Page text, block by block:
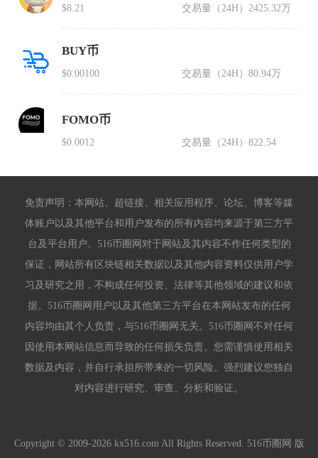
$8.21 交易量（24H） 2425.32万
BUY币
$0.00100 交易量（24H）80.94万
FOMO币
$0.0012 交易量（24H）822.54
免责声明：本网站、超链接、相关应用程序、论坛、博客等媒
体账户以及其他平台和用户发布的所有内容均来源于第三方平
台及平台用户。516币圈网对于网站及其内容不作任何类型的
保证，网站所有区块链相关数据以及其他内容资料仅供用户学
习及研究之用，不构成任何投资、法律等其他领域的建议和依
据。516币圈网用户以及其他第三方平台在本网站发布的任何
内容均由其个人负责，与516币圈网无关。516币圈网不对任何
因使用本网站信息而导致的任何损失负责。您需谨慎使用相关
数据及内容，并自行承担所带来的一切风险。强烈建议您独自
对内容进行研究、审查、分析和验证。
Copyright © 2009-2026 kx516.com All Rights Reserved. 516币圈网 版